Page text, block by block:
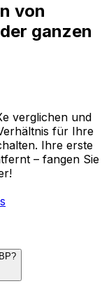
von
ganzen
verglichen und
für Ihre
Ihre erste
– fangen Sie